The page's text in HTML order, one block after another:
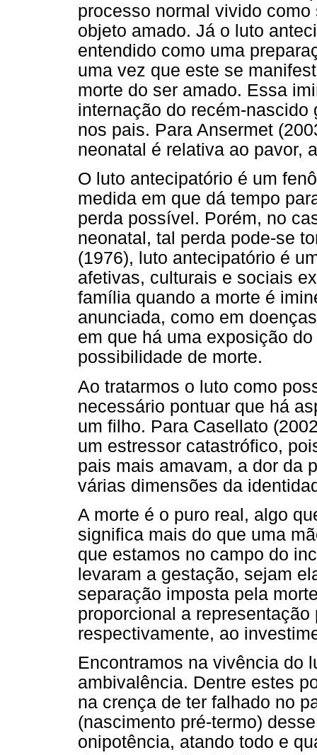
processo normal vivido
objeto amado. Já o luto
entendido como uma
uma vez que este se
morte do ser amado. Essa
internação do recém-
nos pais. Para Ansermet
neonatal é relativa ao pavor,
O luto antecipatório é um
medida em que dá tempo
perda possível. Porém, no
neonatal, tal perda pode-se
(1976), luto antecipatório é
afetivas, culturais e sociais
família quando a morte é
anunciada, como em
em que há uma exposição
possibilidade de morte.
Ao tratarmos o luto como
necessário pontuar que há
um filho. Para Casellato
um estressor catastrófico,
pais mais amavam, a dor da
várias dimensões da
A morte é o puro real, algo
significa mais do que uma
que estamos no campo do
levaram a gestação, sejam
separação imposta pela
proporcional a
respectivamente, ao
Encontramos na vivência do
ambivalência. Dentre estes
na crença de ter falhado no
(nascimento pré-termo)
onipotência, atando todo e